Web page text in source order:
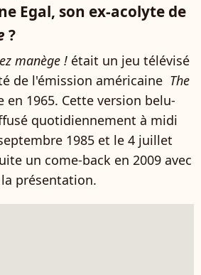
Egal, son ex-acolyte de
?
manège ! était un jeu télévisé
de l'émission américaine The
en 1965. Cette version belu-
quotidiennement à midi
1985 et le 4 juillet
un come-back en 2009 avec
présentation.